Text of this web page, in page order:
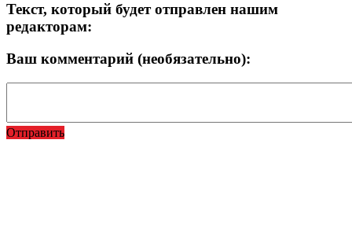
Текст, который будет отправлен нашим
редакторам:
Ваш комментарий (необязательно):
Отправить